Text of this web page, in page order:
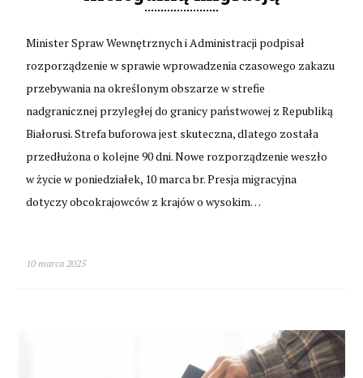
Minister Spraw Wewnętrznych i Administracji podpisał
rozporządzenie w sprawie wprowadzenia czasowego zakazu
przebywania na określonym obszarze w strefie
nadgranicznej przyległej do granicy państwowej z Republiką
Białorusi. Strefa buforowa jest skuteczna, dlatego została
przedłużona o kolejne 90 dni. Nowe rozporządzenie weszło
w życie w poniedziałek, 10 marca br. Presja migracyjna
dotyczy obcokrajowców z krajów o wysokim…
10 marca 2025